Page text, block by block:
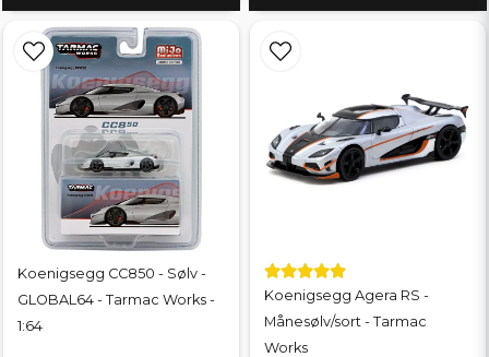
Koenigsegg CC850 - Sølv -
GLOBAL64 - Tarmac Works -
1:64
Koenigsegg Agera RS -
Månesølv/sort - Tarmac
Works